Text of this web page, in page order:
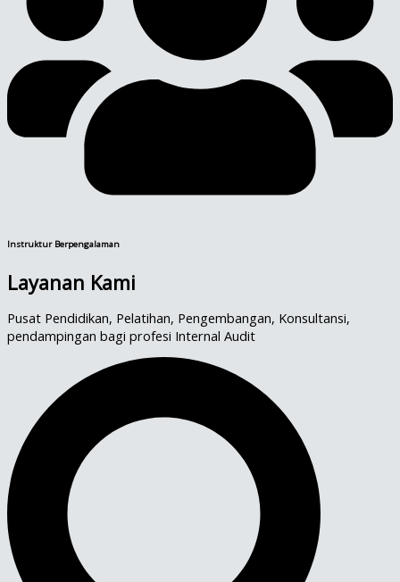
Instruktur Berpengalaman
Layanan Kami
Pusat Pendidikan, Pelatihan, Pengembangan, Konsultansi,
pendampingan bagi profesi Internal Audit